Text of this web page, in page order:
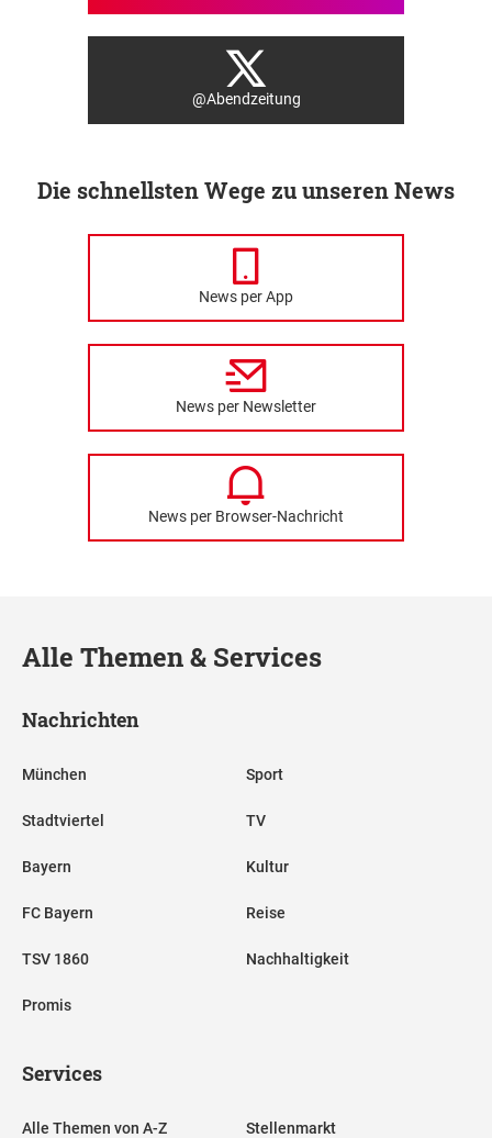
@Abendzeitung
Die schnellsten Wege zu unseren News
News per App
News per Newsletter
News per Browser-Nachricht
Alle Themen & Services
Nachrichten
München
Stadtviertel
Bayern
FC Bayern
TSV 1860
Promis
Sport
TV
Kultur
Reise
Nachhaltigkeit
Services
Alle Themen von A-Z Stellenmarkt